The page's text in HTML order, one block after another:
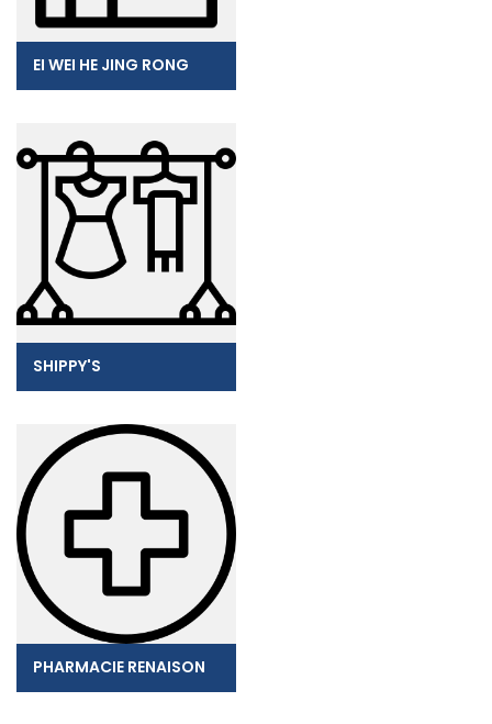
EI WEI HE JING RONG
SHIPPY'S
PHARMACIE RENAISON